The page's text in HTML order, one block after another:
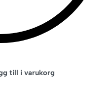
till i varukorg